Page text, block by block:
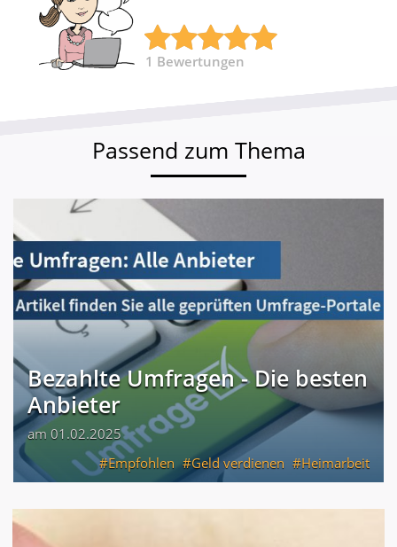
1 Bewertungen
Passend zum Thema
Bezahlte Umfragen - Die besten
Anbieter
am 01.02.2025
Empfohlen
Geld verdienen Heimarbeit